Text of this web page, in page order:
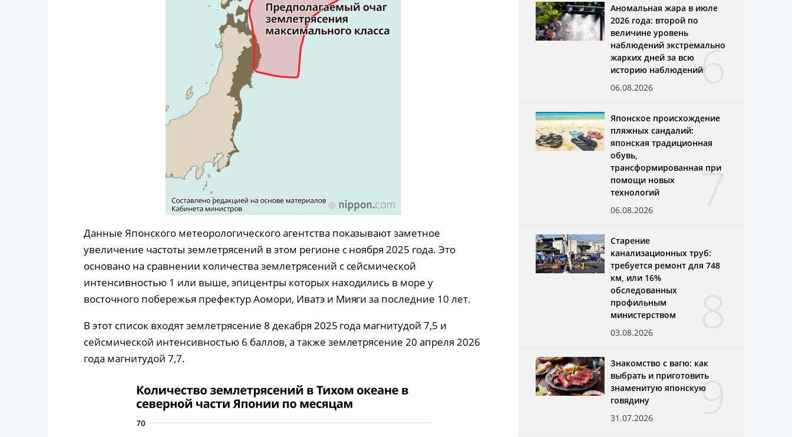
Данные Японского метеорологического агентства показывают заметное
увеличение частоты землетрясений в этом регионе с ноября 2025 года. Это
основано на сравнении количества землетрясений с сейсмической
интенсивностью 1 или выше, эпицентры которых находились в море у
восточного побережья префектур Аомори, Иватэ и Мияги за последние 10 лет.
В этот список входят землетрясение 8 декабря 2025 года магнитудой 7,5 и
сейсмической интенсивностью 6 баллов, а также землетрясение 20 апреля 2026
года магнитудой 7,7.
6
Аномальная жара в июле
2026 года: второй по
величине уровень
наблюдений экстремально
жарких дней за всю
историю наблюдений
06.08.2026
7
Японское происхождение
пляжных сандалий:
японская традиционная
обувь,
трансформированная при
помощи новых
технологий
06.08.2026
Старение
канализационных труб:
требуется ремонт для 748
км, или 16%
обследованных
профильным
министерством
03.08.2026
9
Знакомство с вагю: как
выбрать и приготовить
знаменитую японскую
говядину
31.07.2026